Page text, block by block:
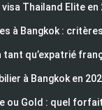
Thailand Elite en
à Bangkok :
tant qu’expatrié
à Bangkok en
ou Gold : quel